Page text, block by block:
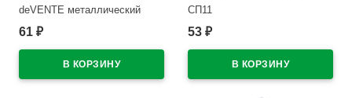
deVENTE металлический
наконечник арт.4061109
61 ₽
СП11
В наличии
53 ₽